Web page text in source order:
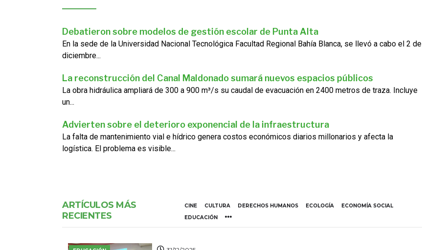
Debatieron sobre modelos de gestión escolar de Punta Alta
En la sede de la Universidad Nacional Tecnológica Facultad Regional Bahía Blanca, se llevó a cabo el 2 de
diciembre...
La reconstrucción del Canal Maldonado sumará nuevos espacios públicos
La obra hidráulica ampliará de 300 a 900 m³/s su caudal de evacuación en 2400 metros de traza. Incluye
un...
Advierten sobre el deterioro exponencial de la infraestructura
La falta de mantenimiento vial e hídrico genera costos económicos diarios millonarios y afecta la
logística. El problema es visible...
ARTÍCULOS MÁS
RECIENTES
CINE CULTURA DERECHOS HUMANOS ECOLOGÍA
ECONOMÍA SOCIAL
EDUCACIÓN